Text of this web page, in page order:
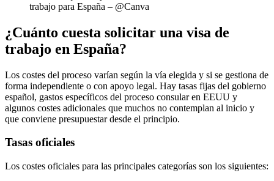
trabajo para España – @Canva
¿Cuánto cuesta solicitar una visa de
trabajo en España?
Los costes del proceso varían según la vía elegida y si se gestiona de
forma independiente o con apoyo legal. Hay tasas fijas del gobierno
español, gastos específicos del proceso consular en EEUU y
algunos costes adicionales que muchos no contemplan al inicio y
que conviene presupuestar desde el principio.
Tasas oficiales
Los costes oficiales para las principales categorías son los siguientes: